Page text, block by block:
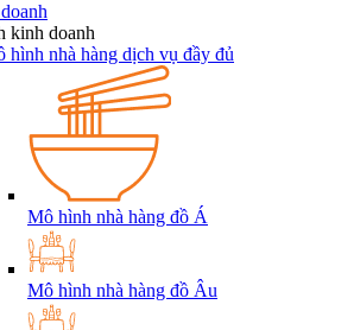
kinh doanh
hình nhà hàng dịch vụ đầy đủ
Mô hình nhà hàng đồ Á
Mô hình nhà hàng đồ Âu